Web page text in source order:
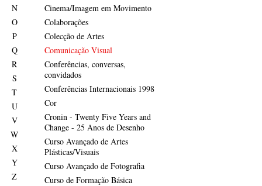
N
O
P
Q
R
S
T
U
V
W
X
Y
Z
Cinema/Imagem em Movimento
Colaborações
Colecção de Artes
Comunicação Visual
Conferências, conversas,
convidados
Conferências Internacionais 1998
Cor
Cronin - Twenty Five Years and
Change - 25 Anos de Desenho
Curso Avançado de Artes
Plásticas/Visuais
Curso Avançado de Fotografia
Curso de Formação Básica